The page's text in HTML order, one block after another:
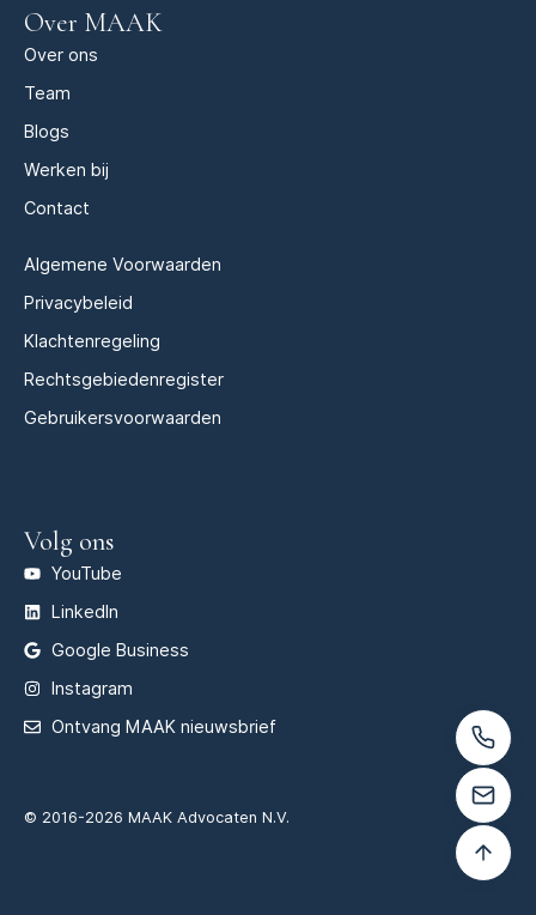
Over MAAK
Over ons
Team
Blogs
Werken bij
Contact
Algemene Voorwaarden
Privacybeleid
Klachtenregeling
Rechtsgebiedenregister
Gebruikersvoorwaarden
Volg ons
YouTube
LinkedIn
Google Business
Instagram
Ontvang MAAK nieuwsbrief
© 2016-2026 MAAK Advocaten N.V.